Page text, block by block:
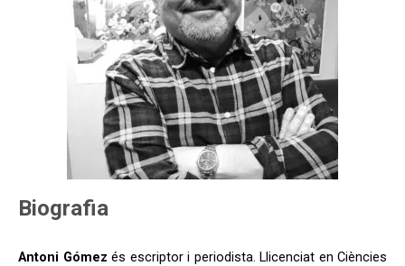
Biografia
Antoni Gómez és escriptor i periodista. Llicenciat en Ciències